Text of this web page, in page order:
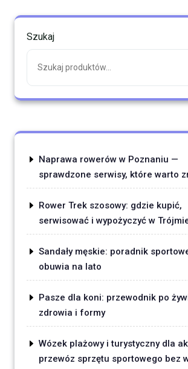
Szukaj
Naprawa rowerów w Poznaniu —
sprawdzone serwisy, które warto
Rower Trek szosowy: gdzie kupić,
serwisować i wypożyczyć w
Sandały męskie: poradnik
obuwia na lato
Pasze dla koni: przewodnik po
zdrowia i formy
Wózek plażowy i turystyczny dla
przewóz sprzętu sportowego bez